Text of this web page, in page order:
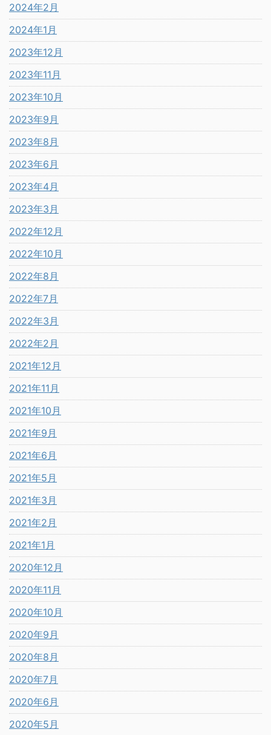
2024年2月
2024年1月
2023年12月
2023年11月
2023年10月
2023年9月
2023年8月
2023年6月
2023年4月
2023年3月
2022年12月
2022年10月
2022年8月
2022年7月
2022年3月
2022年2月
2021年12月
2021年11月
2021年10月
2021年9月
2021年6月
2021年5月
2021年3月
2021年2月
2021年1月
2020年12月
2020年11月
2020年10月
2020年9月
2020年8月
2020年7月
2020年6月
2020年5月